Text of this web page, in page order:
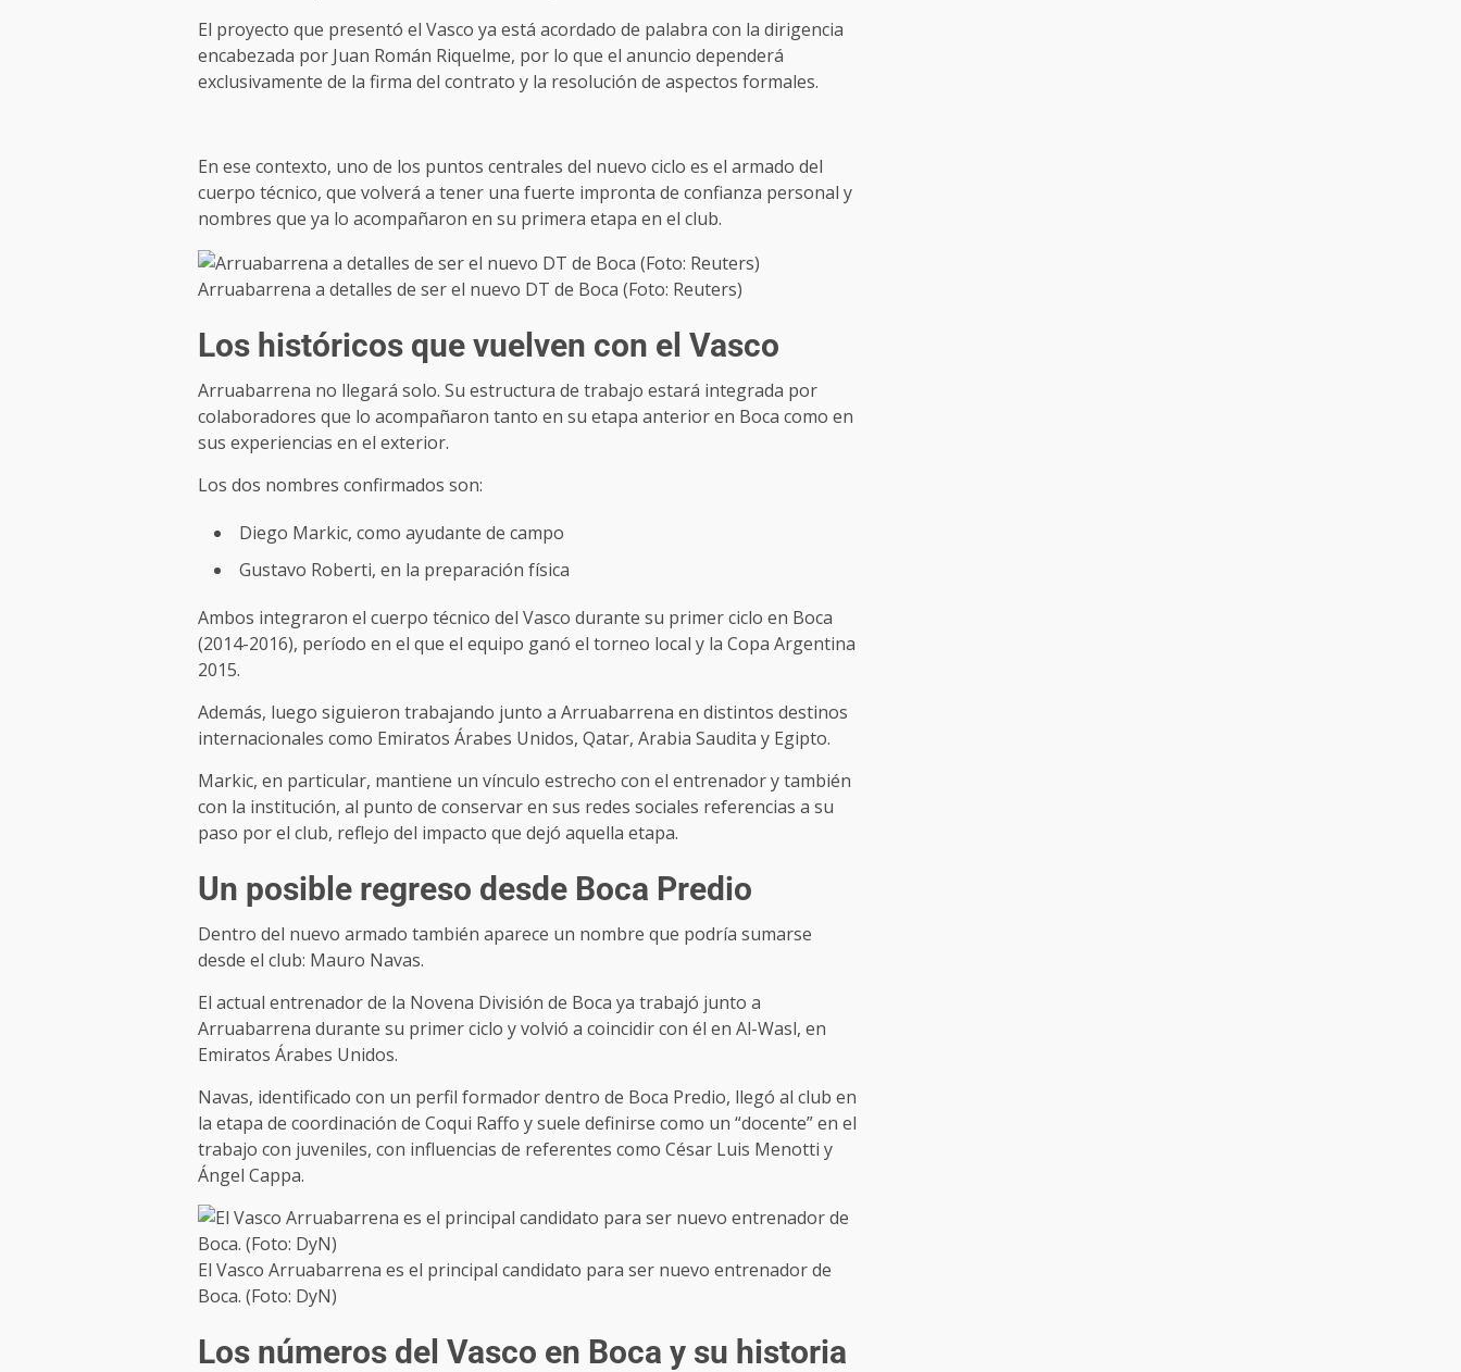
El proyecto que presentó el Vasco ya está acordado de palabra con la dirigencia
encabezada por Juan Román Riquelme, por lo que el anuncio dependerá
exclusivamente de la firma del contrato y la resolución de aspectos formales.
En ese contexto, uno de los puntos centrales del nuevo ciclo es el armado del
cuerpo técnico, que volverá a tener una fuerte impronta de confianza personal y
nombres que ya lo acompañaron en su primera etapa en el club.
Arruabarrena a detalles de ser el nuevo DT de Boca (Foto: Reuters)
Los históricos que vuelven con el Vasco
Arruabarrena no llegará solo. Su estructura de trabajo estará integrada por
colaboradores que lo acompañaron tanto en su etapa anterior en Boca como en
sus experiencias en el exterior.
Los dos nombres confirmados son:
Diego Markic, como ayudante de campo
Gustavo Roberti, en la preparación física
Ambos integraron el cuerpo técnico del Vasco durante su primer ciclo en Boca
(2014-2016), período en el que el equipo ganó el torneo local y la Copa Argentina
2015.
Además, luego siguieron trabajando junto a Arruabarrena en distintos destinos
internacionales como Emiratos Árabes Unidos, Qatar, Arabia Saudita y Egipto.
Markic, en particular, mantiene un vínculo estrecho con el entrenador y también
con la institución, al punto de conservar en sus redes sociales referencias a su
paso por el club, reflejo del impacto que dejó aquella etapa.
Un posible regreso desde Boca Predio
Dentro del nuevo armado también aparece un nombre que podría sumarse
desde el club: Mauro Navas.
El actual entrenador de la Novena División de Boca ya trabajó junto a
Arruabarrena durante su primer ciclo y volvió a coincidir con él en Al-Wasl, en
Emiratos Árabes Unidos.
Navas, identificado con un perfil formador dentro de Boca Predio, llegó al club en
la etapa de coordinación de Coqui Raffo y suele definirse como un “docente” en el
trabajo con juveniles, con influencias de referentes como César Luis Menotti y
Ángel Cappa.
El Vasco Arruabarrena es el principal candidato para ser nuevo entrenador de
Boca. (Foto: DyN)
Los números del Vasco en Boca y su historia